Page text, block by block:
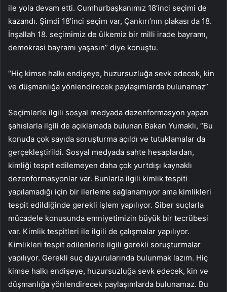
ile yola devam etti. Cumhurbaşkanımız 18’inci seçimi de
kazandı. Şimdi 18’inci seçim var, Çankırı’nın plakası da 18.
İnşallah 18. seçimimiz de ülkemiz bir milli irade bayramı,
demokrasi bayramı yaşasın” diye konuştu.
“Hiç kimse halkı endişeye, huzursuzluğa sevk edecek, kin
ve düşmanlığa yönlendirecek paylaşımlarda bulunamaz”
Seçimlerle ilgili sosyal medyada dezenformasyon yapan
şahıslarla ilgili de açıklamada bulunan Bakan Yumaklı, “Bu
konuda çok sayıda soruşturma açıldı ve tutuklamalar da
gerçekleştirildi. Sosyal medyada sahte hesaplardan,
kimliği tespit edilemeyen daha çok yurtdışı kaynaklı
dezenformasyonlar var. Bunlarla ilgili kimlik tespiti
yapılamadığı için bir ilerleme sağlanamıyor ama kimlikleri
tespit edildiğinde gerekli işlem yapılıyor. Siber suçlarla
mücadele konusunda emniyetimizin büyük bir tecrübesi
var. Kimlik tespitleri ile ilgili de çalışmalar yapılıyor.
Kimlikleri tespit edilenlerle ilgili gerekli soruşturmalar
yapılıyor. Gerekli suç duyurularında bulunmak lazım. Hiç
kimse halkı endişeye, huzursuzluğa sevk edecek, kin ve
düşmanlığa yönlendirecek paylaşımlarda bulunamaz. Bu